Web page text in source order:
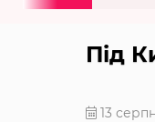
Під
13